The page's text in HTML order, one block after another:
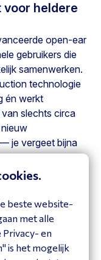
voor heldere
open-ear
gebruikers die
samenwerken.
technologie
én werkt
slechts circa
je vergeet bijna
en het open-
video-
UC
beste website-
met alle
en
is het mogelijk